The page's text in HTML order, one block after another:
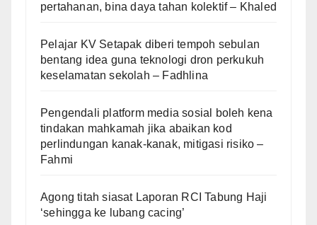
pertahanan, bina daya tahan kolektif – Khaled
Pelajar KV Setapak diberi tempoh sebulan
bentang idea guna teknologi dron perkukuh
keselamatan sekolah – Fadhlina
Pengendali platform media sosial boleh kena
tindakan mahkamah jika abaikan kod
perlindungan kanak-kanak, mitigasi risiko –
Fahmi
Agong titah siasat Laporan RCI Tabung Haji
‘sehingga ke lubang cacing’